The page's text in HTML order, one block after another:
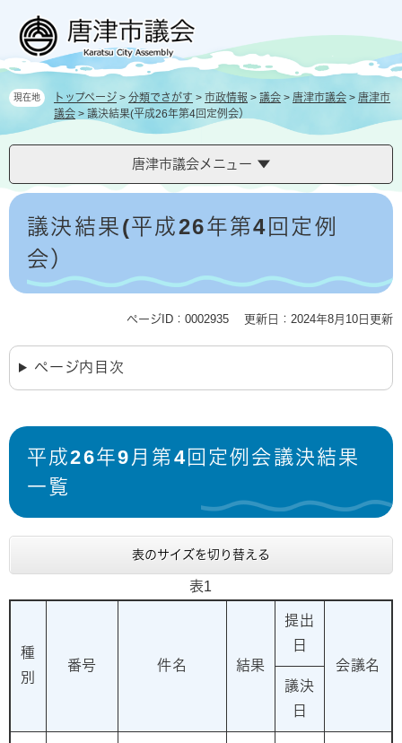
の
頭
ー
飛
本
文
現在地 トップページ > 分類でさがす > 市政情報 > 議会 > 唐津市議会 > 唐津市
議会 > 議決結果(平成26年第4回定例会）
唐津市議会メニュー
本
議決結果(平成26年第4回定例
会）
ページID：0002935 更新日：2024年8月10日更新
ページ内目次
平成26年9月第4回定例会議決結果
一覧
表のサイズを切り替える
表1
種
別
番号 件名 結果
提出
日
会議名
議決
日